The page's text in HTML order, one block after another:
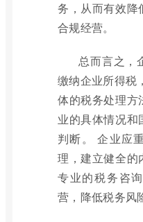
务，从而有效降
合规经营。
总而言之，
缴纳企业所得税
体的税务处理方
业的具体情况和
判断。 企业应
理，建立健全的
专业的税务咨
营，降低税务风